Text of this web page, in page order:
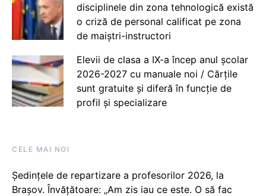
disciplinele din zona tehnologică există
o criză de personal calificat pe zona
de maiștri-instructori
Elevii de clasa a IX-a încep anul școlar
2026-2027 cu manuale noi / Cărțile
sunt gratuite și diferă în funcție de
profil și specializare
CELE MAI NOI
Ședințele de repartizare a profesorilor 2026, la
Brașov. Învățătoare: „Am zis iau ce este. O să fac